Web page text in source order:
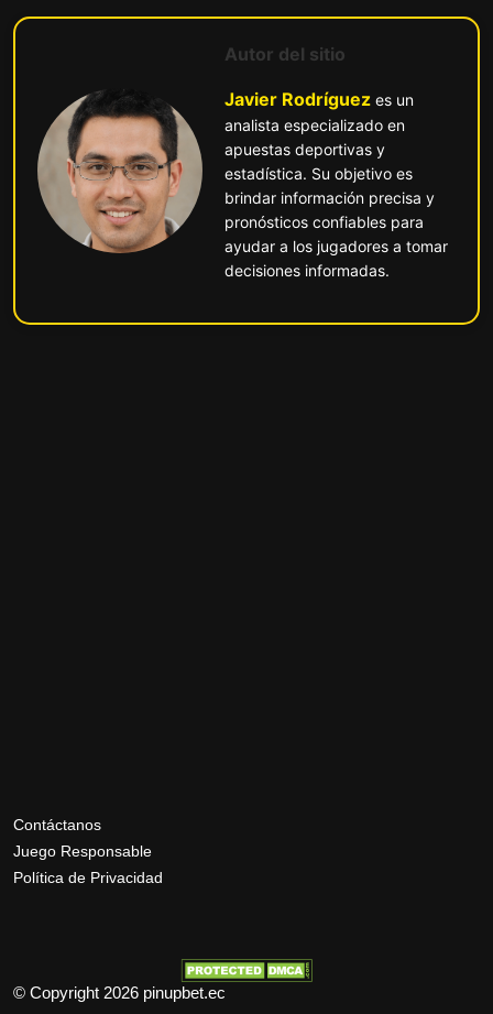
Autor del sitio
Javier Rodríguez es un
analista especializado en
apuestas deportivas y
estadística. Su objetivo es
brindar información precisa y
pronósticos confiables para
ayudar a los jugadores a tomar
decisiones informadas.
Contáctanos
Juego Responsable
Política de Privacidad
© Copyright 2026 pinupbet.ec